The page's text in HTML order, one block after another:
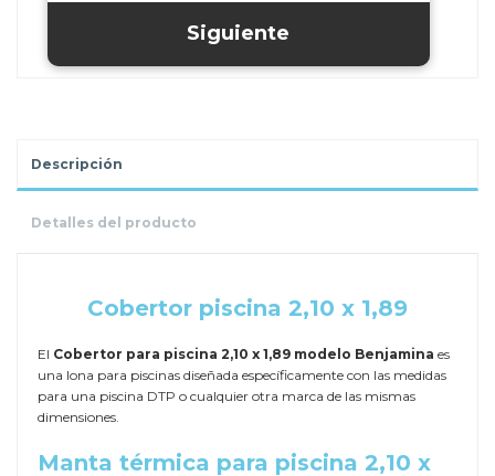
Descripción
Detalles del producto
Cobertor piscina 2,10 x 1,89
El Cobertor para piscina 2,10 x 1,89 modelo Benjamina es
una lona para piscinas diseñada específicamente con las medidas
para una piscina DTP o cualquier otra marca de las mismas
dimensiones.
Manta térmica para piscina 2,10 x